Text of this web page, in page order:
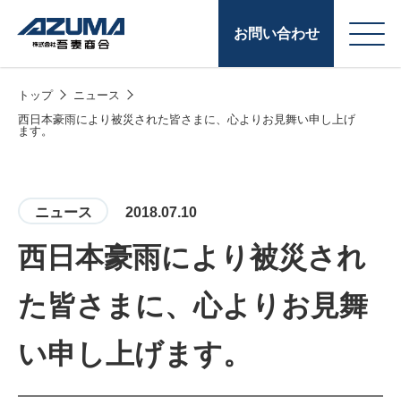
お問い合わせ
株式会社吾妻商会 会
社案内
会
製品・サービス
原燃料事業
潤滑油
給油カード
トップ
ニュース
西日本豪雨により被災された皆さまに、心よりお見舞い申し上げ
ます。
ニュース 2018.07.10
西日本豪雨により被災され
た皆さまに、心よりお見舞
い申し上げます。